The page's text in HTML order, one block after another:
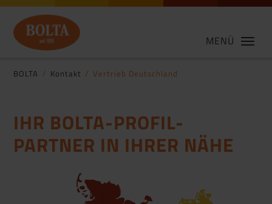
MENÜ
BOLTA Kontakt Vertrieb Deutschland
IHR BOLTA-PROFIL-
PARTNER IN IHRER NÄHE